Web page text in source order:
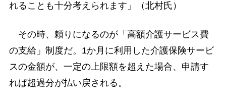
れることも十分考えられます」（北村氏）
その時、頼りになるのが「高額介護サービス費
の支給」制度だ。1か月に利用した介護保険サービ
スの金額が、一定の上限額を超えた場合、申請す
れば超過分が払い戻される。